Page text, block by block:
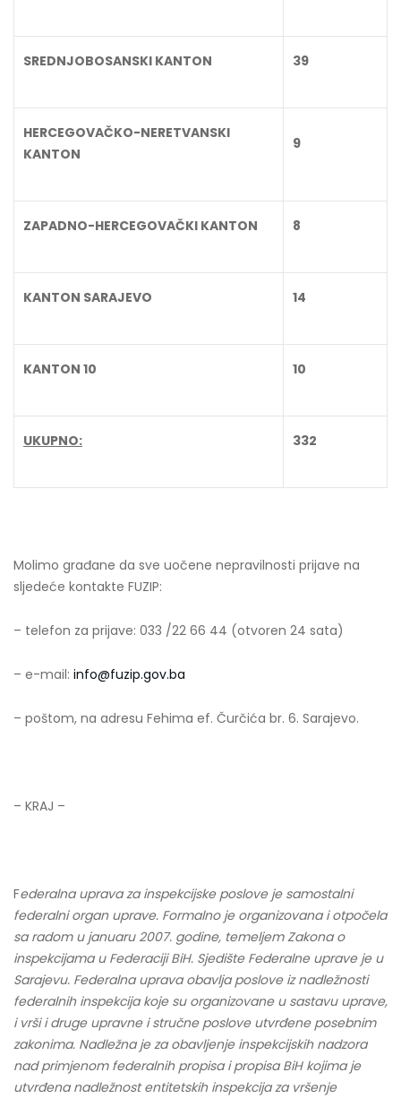
SREDNJOBOSANSKI KANTON 39
HERCEGOVAČKO-NERETVANSKI
KANTON
9
ZAPADNO-HERCEGOVAČKI KANTON 8
KANTON SARAJEVO 14
KANTON 10 10
UKUPNO: 332
Molimo građane da sve uočene nepravilnosti prijave na
sljedeće kontakte FUZIP:
– telefon za prijave: 033 /22 66 44 (otvoren 24 sata)
– e-mail: info@fuzip.gov.ba
– poštom, na adresu Fehima ef. Čurčića br. 6. Sarajevo.
– KRAJ –
Federalna uprava za inspekcijske poslove je samostalni
federalni organ uprave. Formalno je organizovana i otpočela
sa radom u januaru 2007. godine, temeljem Zakona o
inspekcijama u Federaciji BiH. Sjedište Federalne uprave je u
Sarajevu. Federalna uprava obavlja poslove iz nadležnosti
federalnih inspekcija koje su organizovane u sastavu uprave,
i vrši i druge upravne i stručne poslove utvrđene posebnim
zakonima. Nadležna je za obavljenje inspekcijskih nadzora
nad primjenom federalnih propisa i propisa BiH kojima je
utvrđena nadležnost entitetskih inspekcija za vršenje